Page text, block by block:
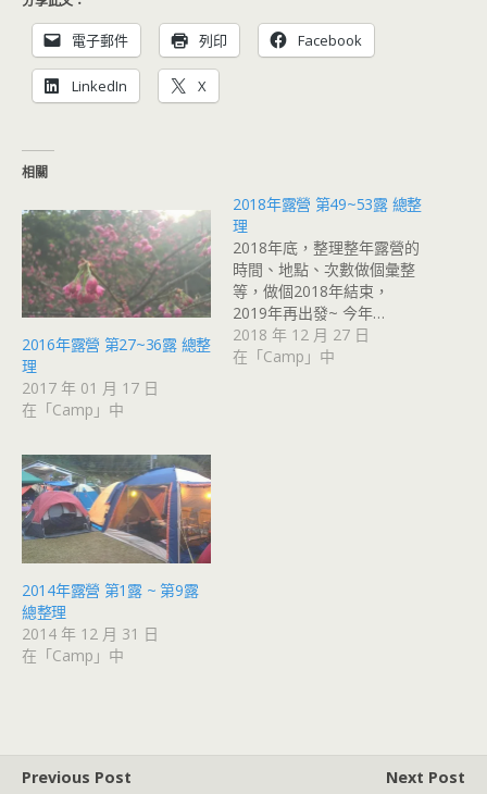
電子郵件 列印 Facebook
LinkedIn X
相關
2016年露營 第27~36露 總整
理
2017 年 01 月 17 日
在「Camp」中
2018年露營 第49~53露 總整
理
2018年底，整理整年露營的
時間、地點、次數做個彙整
等，做個2018年結束，
2019年再出發~ 今年…
2018 年 12 月 27 日
在「Camp」中
2014年露營 第1露 ~ 第9露
總整理
2014 年 12 月 31 日
在「Camp」中
Previous Post
Next Post